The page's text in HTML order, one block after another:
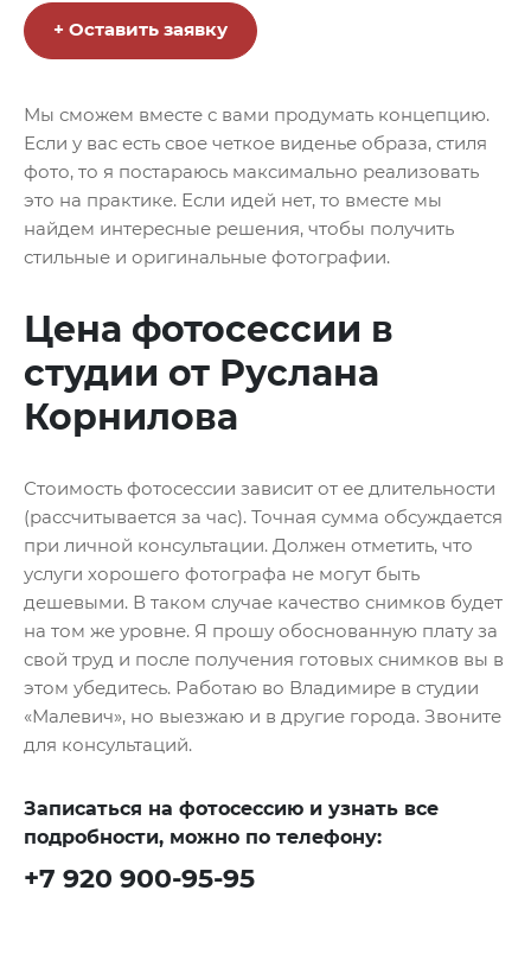
+ Оставить заявку
Мы сможем вместе с вами продумать концепцию.
Если у вас есть свое четкое виденье образа, стиля
фото, то я постараюсь максимально реализовать
это на практике. Если идей нет, то вместе мы
найдем интересные решения, чтобы получить
стильные и оригинальные фотографии.
Цена фотосессии в
студии от Руслана
Корнилова
Стоимость фотосессии зависит от ее длительности
(рассчитывается за час). Точная сумма обсуждается
при личной консультации. Должен отметить, что
услуги хорошего фотографа не могут быть
дешевыми. В таком случае качество снимков будет
на том же уровне. Я прошу обоснованную плату за
свой труд и после получения готовых снимков вы в
этом убедитесь. Работаю во Владимире в студии
«Малевич», но выезжаю и в другие города. Звоните
для консультаций.
Записаться на фотосессию и узнать все
подробности, можно по телефону:
+7 920 900-95-95